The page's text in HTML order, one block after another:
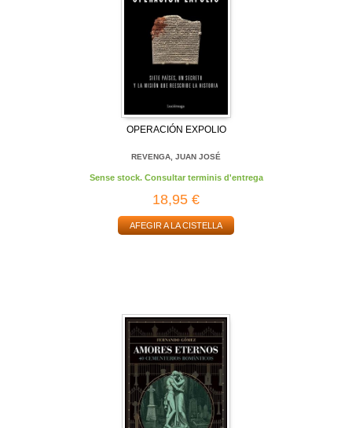
OPERACIÓN EXPOLIO
REVENGA, JUAN JOSÉ
Sense stock. Consultar terminis d'entrega
18,95 €
AFEGIR A LA CISTELLA